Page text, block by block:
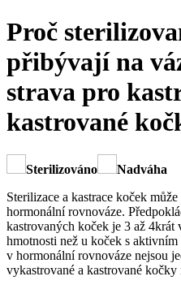
Proč
přibývají na
strava pro
kastrované
Sterilizováno
Nadváha
Sterilizace a kastrace koček
hormonální rovnováze.
kastrovaných koček je 3 až 4krát
hmotnosti než u koček s
v hormonální rovnováze nejsou
vykastrované a kastrované